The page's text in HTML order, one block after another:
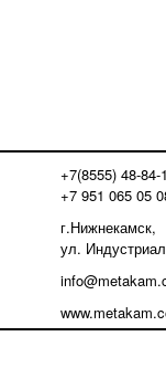
+7(8555) 48-
+7 951 065 05
г.Нижнекамск,
ул.